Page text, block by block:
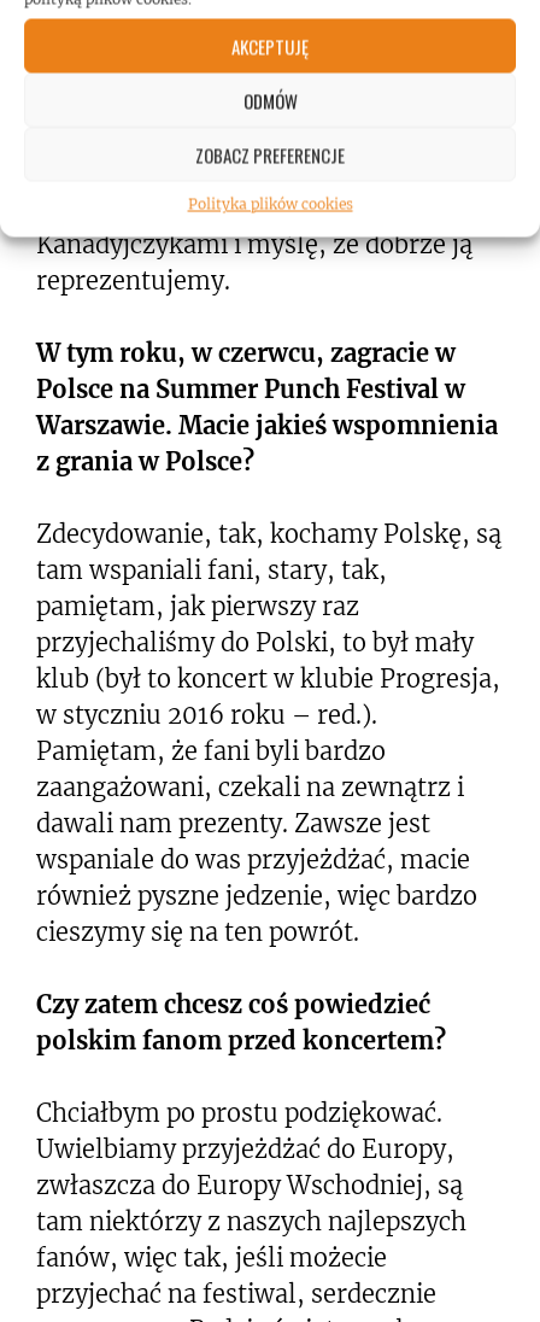
AKCEPTUJĘ
ODMÓW
ZOBACZ PREFERENCJE
Polityka plików cookies
Jasne. To zabawne, że pomimo bycia
obywatelami tego kraju ludzie w
różnych częściach świata myślą, że
zespołów z Kanady odniosło sukces na
świecie. Jesteśmy bardzo dumni z bycia
Kanadyjczykami i myślę, że dobrze ją
reprezentujemy.
W tym roku, w czerwcu, zagracie w
Polsce na Summer Punch Festival w
Warszawie. Macie jakieś wspomnienia
z grania w Polsce?
Zdecydowanie, tak, kochamy Polskę, są
tam wspaniali fani, stary, tak,
pamiętam, jak pierwszy raz
przyjechaliśmy do Polski, to był mały
klub (był to koncert w klubie Progresja,
w styczniu 2016 roku – red.).
Pamiętam, że fani byli bardzo
zaangażowani, czekali na zewnątrz i
dawali nam prezenty. Zawsze jest
wspaniale do was przyjeżdżać, macie
również pyszne jedzenie, więc bardzo
cieszymy się na ten powrót.
Czy zatem chcesz coś powiedzieć
polskim fanom przed koncertem?
Chciałbym po prostu podziękować.
Uwielbiamy przyjeżdżać do Europy,
zwłaszcza do Europy Wschodniej, są
tam niektórzy z naszych najlepszych
fanów, więc tak, jeśli możecie
przyjechać na festiwal, serdecznie